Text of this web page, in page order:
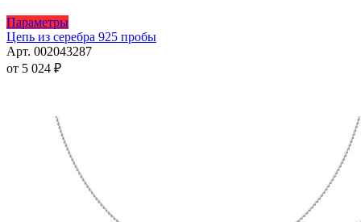
ПараметрыЭтот
товар
имеет
странице
товара.
Цепь из серебра 925 пробы
Арт. 002043287
от 5 024 ₽